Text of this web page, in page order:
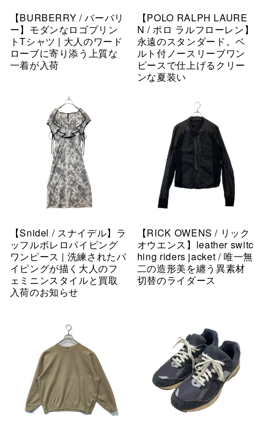
【BURBERRY / バーバリ
ー】モダンなロゴプリン
トTシャツ | 大人のワード
ローブに寄り添う上質な
一着が入荷
【POLO RALPH LAURE
N / ポロ ラルフローレン】
永遠のスタンダード。ベ
ルト付ノースリーブワン
ピースで仕上げるクリー
ンな夏装い
【Snidel / スナイデル】ラ
ッフルボレロパイピング
ワンピース | 洗練されたパ
イピングが描く大人のフ
ェミニンスタイルと買取
入荷のお知らせ
【RICK OWENS / リック
オウエンス】leather switc
hing riders jacket / 唯一無
二の造形美を纏う異素材
切替のライダース